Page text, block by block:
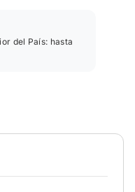
del País: hasta